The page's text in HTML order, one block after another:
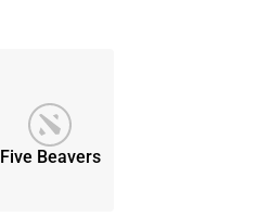
Five Beavers